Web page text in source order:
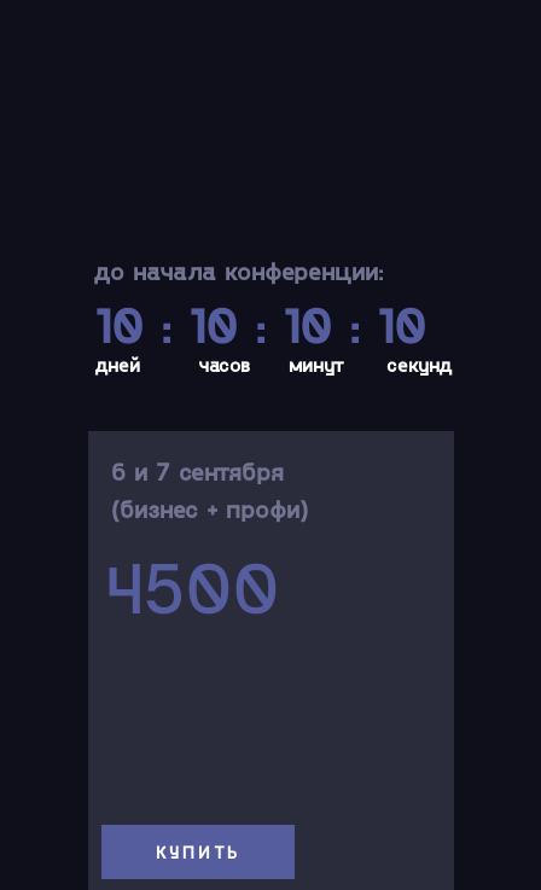
6 и 7 сентября
(бизнес + профи)
4500
КУПИТЬ
дней часов минут секунд
10 : 10 : 10 : 10
до начала конференции: